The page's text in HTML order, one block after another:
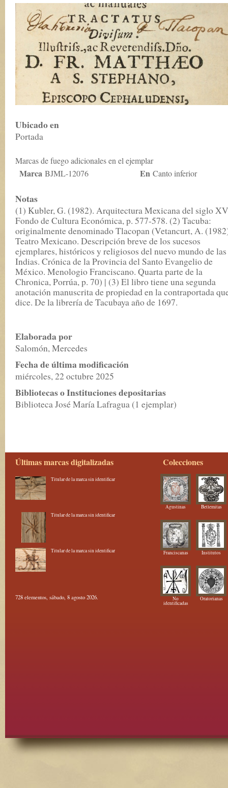
Ubicado en
Portada
Marcas de fuego adicionales en el ejemplar
Marca BJML-12076 En Canto inferior
Notas
(1) Kubler, G. (1982). Arquitectura Mexicana del siglo
Fondo de Cultura Económica, p. 577-578. (2) Tacuba:
originalmente denominado Tlacopan (Vetancurt, A.
Teatro Mexicano. Descripción breve de los sucesos
ejemplares, históricos y religiosos del nuevo mundo de las
Indias. Crónica de la Provincia del Santo Evangelio de
México. Menologio Franciscano. Quarta parte de la
Chronica, Porrúa, p. 70) | (3) El libro tiene una segunda
anotación manuscrita de propiedad en la contraportada
dice. De la librería de Tacubaya año de 1697.
Elaborada por
Salomón, Mercedes
Fecha de última modificación
miércoles, 22 octubre 2025
Bibliotecas o Instituciones depositarias
Biblioteca José María Lafragua (1 ejemplar)
Últimas marcas digitalizadas
Titular de la marca sin identificar
Titular de la marca sin identificar
Titular de la marca sin identificar
728 elementos, sábado, 8 agosto 2026.
Colecciones
Agustinas Betlemitas
Franciscanas Institutos
No
identificadas
Oratorianas